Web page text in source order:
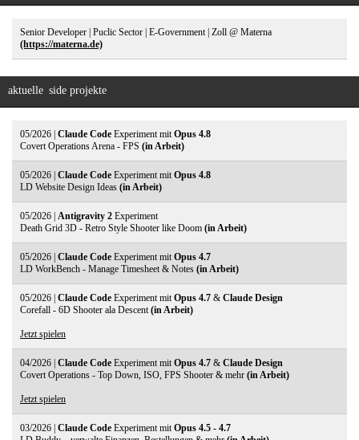
Senior Developer | Puclic Sector | E-Government | Zoll @ Materna
(https://materna.de)
aktuelleside projekte
05/2026 | Claude Code Experiment mitOpus 4.8
Covert Operations Arena - FPS (in Arbeit)
05/2026 | Claude Code Experiment mitOpus 4.8
LD Website Design Ideas (in Arbeit)
05/2026 | Antigravity 2 Experiment
Death Grid 3D - Retro Style Shooter like Doom (in Arbeit)
05/2026 | Claude Code Experiment mitOpus 4.7
LD WorkBench - Manage Timesheet & Notes (in Arbeit)
05/2026 | Claude Code Experiment mitOpus 4.7 & Claude Design
Corefall - 6D Shooter ala Descent(in Arbeit)
Jetzt spielen
04/2026 | Claude Code Experiment mitOpus 4.7 & Claude Design
Covert Operations - Top Down, ISO, FPS Shooter & mehr (in Arbeit)
Jetzt spielen
03/2026 | Claude Code Experiment mitOpus 4.5 - 4.7